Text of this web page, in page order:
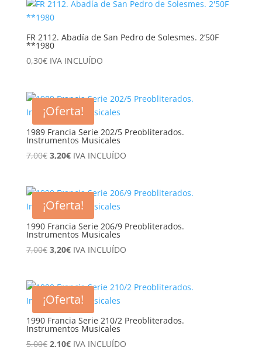
FR 2112. Abadía de San Pedro de Solesmes. 2’50F
**1980
0,30€ IVA INCLUÍDO
¡Oferta!
1989 Francia Serie 202/5 Preobliterados.
Instrumentos Musicales
7,00€ El
era:
7,00€.
3,20€El
es:
3,20€.
IVA INCLUÍDO
¡Oferta!
1990 Francia Serie 206/9 Preobliterados.
Instrumentos Musicales
7,00€ El
era:
7,00€.
3,20€El
es:
3,20€.
IVA INCLUÍDO
¡Oferta!
1990 Francia Serie 210/2 Preobliterados.
Instrumentos Musicales
5,00€ El
2,10€ElIVA INCLUÍDO